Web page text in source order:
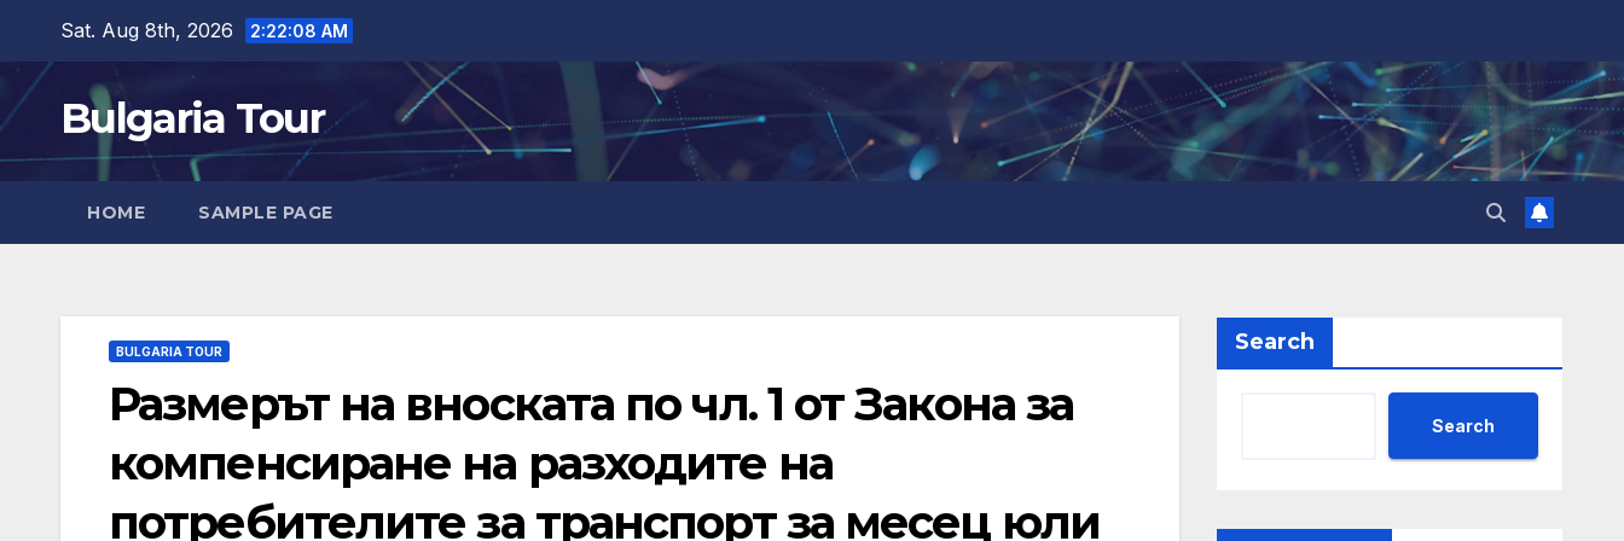
content
Sat. Aug 8th, 2026 2:22:09 AM
Bulgaria Tour
HOME SAMPLE PAGE
BULGARIA TOUR
Размерът на вноската по чл. 1 от Закона за
компенсиране на разходите на
потребителите за транспорт за месец юли
Search
Search